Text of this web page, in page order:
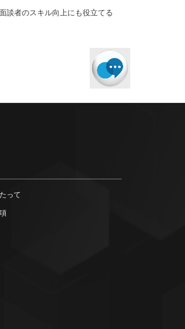
談者のスキル向上にも役立てる
って